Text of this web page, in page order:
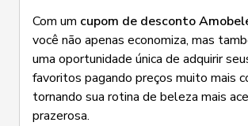
Com um cupom de desconto
você não apenas economiza, mas
uma oportunidade única de adquirir
favoritos pagando preços muito mais
tornando sua rotina de beleza mais
prazerosa.